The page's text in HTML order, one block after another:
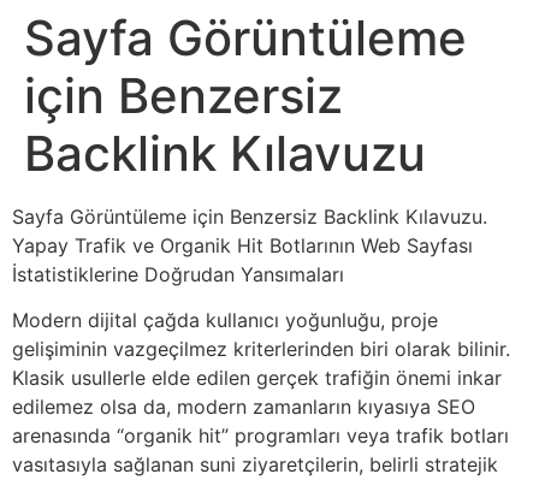
Sayfa Görüntüleme
için Benzersiz
Backlink Kılavuzu
Sayfa Görüntüleme için Benzersiz Backlink Kılavuzu.
Yapay Trafik ve Organik Hit Botlarının Web Sayfası
İstatistiklerine Doğrudan Yansımaları
Modern dijital çağda kullanıcı yoğunluğu, proje
gelişiminin vazgeçilmez kriterlerinden biri olarak bilinir.
Klasik usullerle elde edilen gerçek trafiğin önemi inkar
edilemez olsa da, modern zamanların kıyasıya SEO
arenasında “organik hit” programları veya trafik botları
vasıtasıyla sağlanan suni ziyaretçilerin, belirli stratejik